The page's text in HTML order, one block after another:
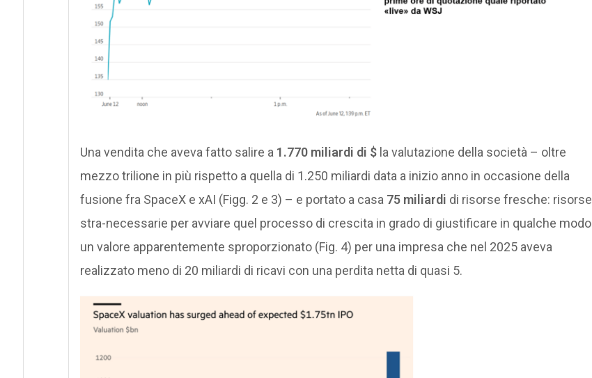
Una vendita che aveva fatto salire a 1.770 miliardi di $la valutazione della società – oltre
mezzo trilione in più rispetto a quella di 1.250 miliardi data a inizio anno in occasione della
fusione fra SpaceX e xAI (Figg. 2 e 3) – e portato a casa 75 miliardi di risorse fresche: risorse
stra-necessarie per avviare quel processo di crescita in grado di giustificare in qualche modo
un valore apparentemente sproporzionato (Fig. 4) per una impresa che nel 2025 aveva
realizzato meno di 20 miliardi di ricavi con una perdita netta di quasi 5.